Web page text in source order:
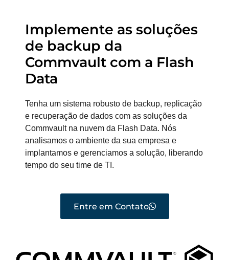
Implemente as soluções
de backup da
Commvault com a Flash
Data
Tenha um sistema robusto de backup, replicação
e recuperação de dados com as soluções da
Commvault na nuvem da Flash Data. Nós
analisamos o ambiente da sua empresa e
implantamos e gerenciamos a solução, liberando
tempo do seu time de TI.
Entre em Contato